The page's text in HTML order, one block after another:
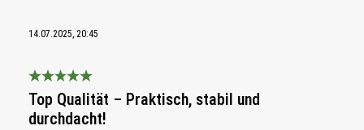
14.07.2025, 20:45
Bewertung mit 5 von 5 Sternen
Top Qualität – Praktisch, stabil und
durchdacht!